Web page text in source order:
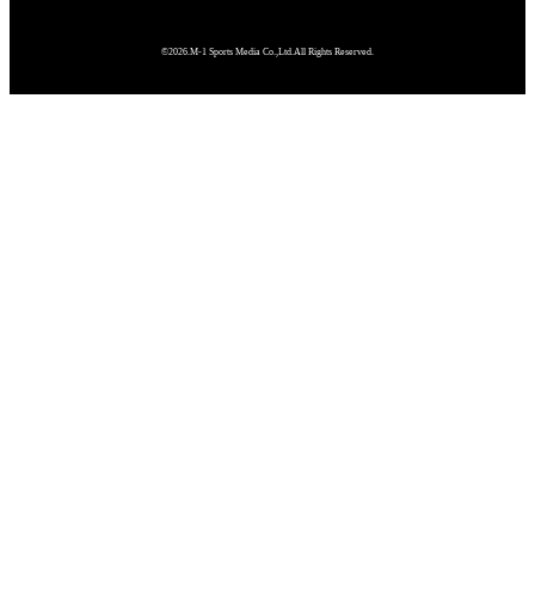
©2026.M-1 Sports Media Co.,Ltd.All Rights Reserved.